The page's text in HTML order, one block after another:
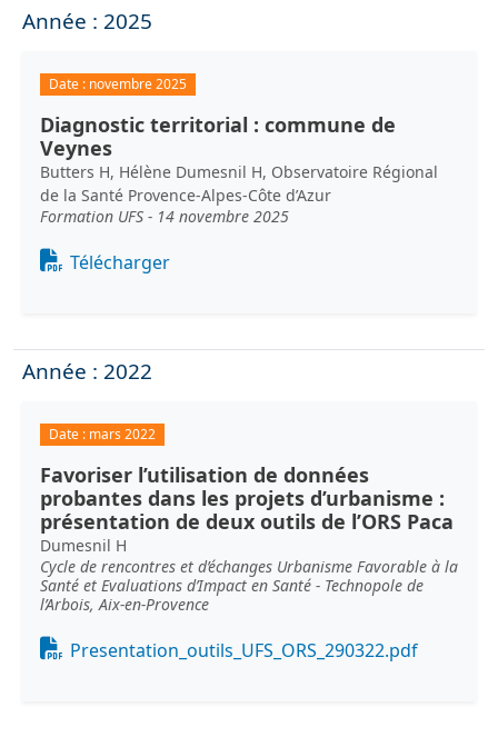
Année : 2025
Date : novembre 2025
Diagnostic territorial : commune de
Veynes
Butters H, Hélène Dumesnil H, Observatoire Régional
de la Santé Provence-Alpes-Côte d’Azur
Formation UFS - 14 novembre 2025
Document
Télécharger
Année : 2022
Date : mars 2022
Favoriser l’utilisation de données
probantes dans les projets d’urbanisme :
présentation de deux outils de l’ORS Paca
Dumesnil H
Cycle de rencontres et d’échanges Urbanisme Favorable à la
Santé et Evaluations d’Impact en Santé - Technopole de
l’Arbois, Aix-en-Provence
Document
Presentation_outils_UFS_ORS_290322.pdf